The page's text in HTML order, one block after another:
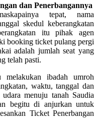
dan Penerbangannya
tepat, nama
skedul keberangkatan
itu pihak agen
booking ticket pulang pergi
adalah jumlah seat yang
telah pasti.
ibadah umroh
waktu, tanggal dan
menuju tanah Saudia
begitu di anjurkan untuk
Ticket Penerbangan